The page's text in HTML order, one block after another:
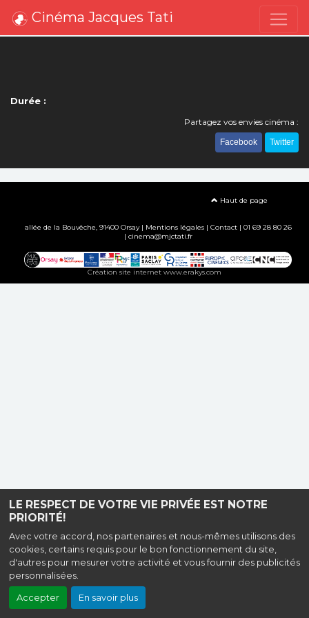
LE RESPECT DE VOTRE VIE PRIVÉE EST NOTRE
PRIORITÉ!
Avec votre accord, nos partenaires et nous-mêmes utilisons des
cookies, certains requis pour le bon fonctionnement du site,
d'autres pour mesurer votre activité et vous fournir des publicités
personnalisées.
Accepter En savoir plus
Cinéma Jacques Tati
Durée :
Partagez vos envies cinéma :
Facebook Twitter
Haut de page
allée de la Bouvêche, 91400 Orsay | Mentions légales| Contact| 01 69 28 80 26
| cinema@mjctati.fr
Création site internet www.erakys.com